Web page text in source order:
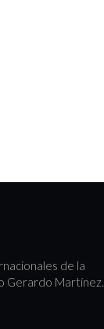
de la
Gerardo Martínez.